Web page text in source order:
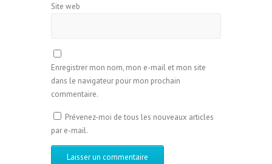
Site web
Enregistrer mon nom, mon e-mail et mon site
dans le navigateur pour mon prochain
commentaire.
Prévenez-moi de tous les nouveaux articles
par e-mail.